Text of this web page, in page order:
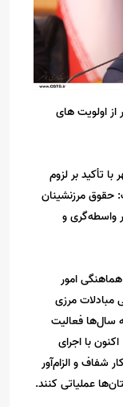
اولویت های
تأکید بر لزوم
مرزنشینان
واسطه‌گری و
امور
مبادلات مرزی
سال‌ها فعالیت
با اجرای
شفاف و الزام‌آور
عملیاتی کنند.